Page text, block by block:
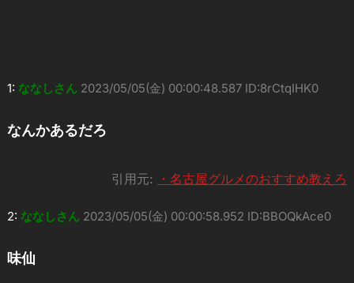
1: ななしさん 2023/05/05(金) 00:00:48.587 ID:8rCtqIHK0
なんかあるだろ
引用元: ・名古屋グルメのおすすめ教えろ
2: ななしさん 2023/05/05(金) 00:00:58.952 ID:BBOQkAce0
味仙